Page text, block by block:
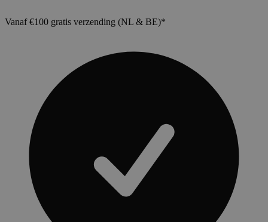
Vanaf €100 gratis verzending (NL & BE)*